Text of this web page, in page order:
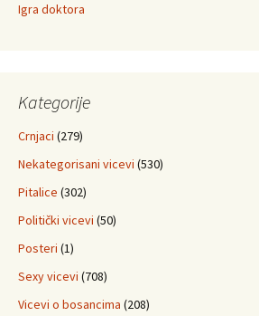
Igra doktora
Kategorije
Crnjaci (279)
Nekategorisani vicevi (530)
Pitalice (302)
Politički vicevi (50)
Posteri (1)
Sexy vicevi (708)
Vicevi o bosancima (208)